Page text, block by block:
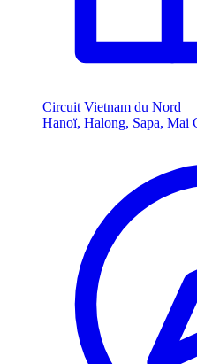
Circuit Vietnam du Nord
Hanoï, Halong, Sapa, Mai